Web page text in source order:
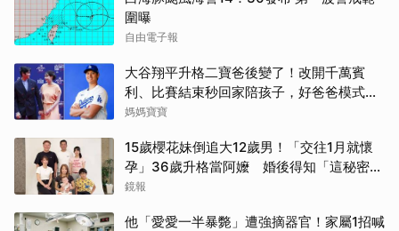
圍曝
自由電子報
大谷翔平升格二寶爸後變了！改開千萬賓
利、比賽結束秒回家陪孩子，好爸爸模式全
開
媽媽寶寶
15歲櫻花妹倒追大12歲男！「交往1月就懷
孕」36歲升格當阿嬤 婚後得知「這秘密」
傻眼了
鏡報
他「愛愛一半暴斃」遭強摘器官！家屬1招喊